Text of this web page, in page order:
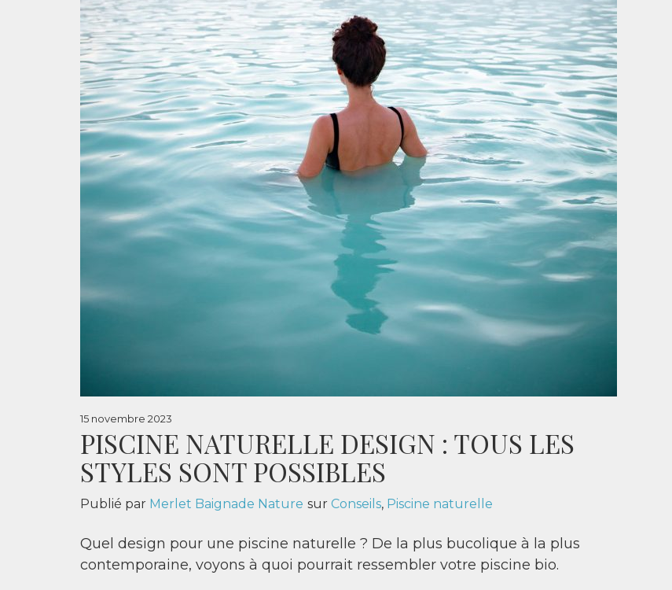
15 novembre 2023
PISCINE NATURELLE DESIGN : TOUS LES
STYLES SONT POSSIBLES
Publié par Merlet Baignade Nature sur Conseils, Piscine naturelle
Quel design pour une piscine naturelle ? De la plus bucolique à la plus
contemporaine, voyons à quoi pourrait ressembler votre piscine bio.